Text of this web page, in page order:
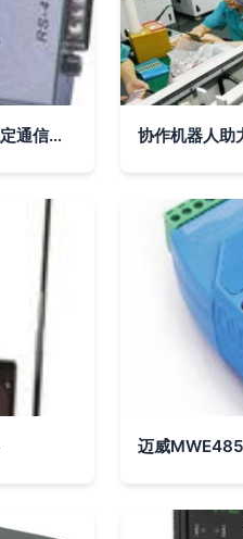
SK-109光隔RS-485/RS-422中继器 稳定通信的工业守护者